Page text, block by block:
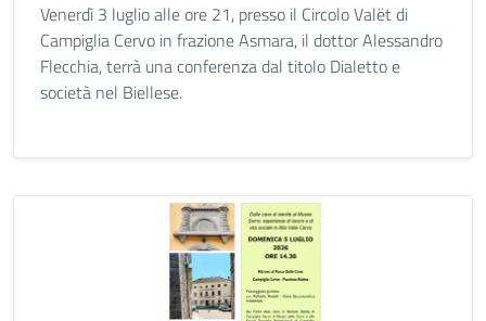
Venerdì 3 luglio alle ore 21, presso il Circolo Valët di
Campiglia Cervo in frazione Asmara, il dottor Alessandro
Flecchia, terrà una conferenza dal titolo Dialetto e
società nel Biellese.